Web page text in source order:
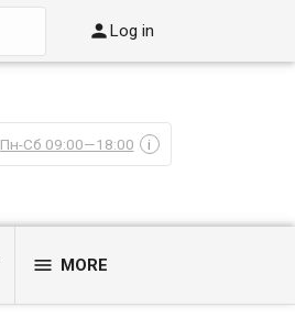
Log in
Пн-Сб 09:00—18:00 i
 MORE